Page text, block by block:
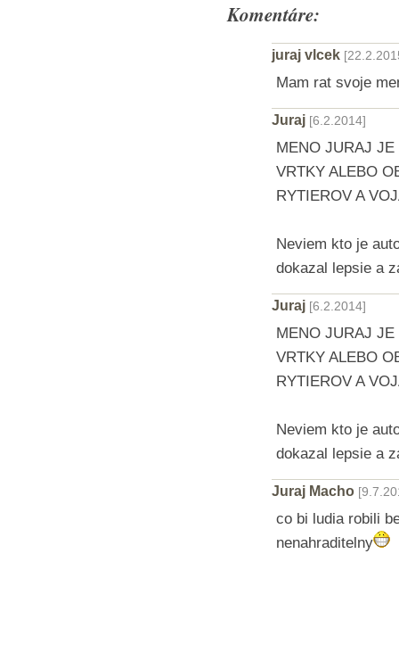
Komentáre:
juraj vlcek
Mam rat svoje
Juraj [6.2.2014]
MENO JURAJ JE
VRTKY ALEBO
RYTIEROV A
Neviem kto je
dokazal lepsie a
Juraj [6.2.2014]
MENO JURAJ JE
VRTKY ALEBO
RYTIEROV A
Neviem kto je
dokazal lepsie a
Juraj Macho
co bi ludia robili
nenahraditelny